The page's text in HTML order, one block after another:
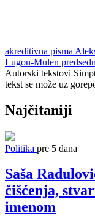
akreditivna pisma
Lugon-Mulen
Autorski tekstovi
tekst se može uz
Najčitaniji
Politika pre 5 dana
Saša
čišćenja,
imenom